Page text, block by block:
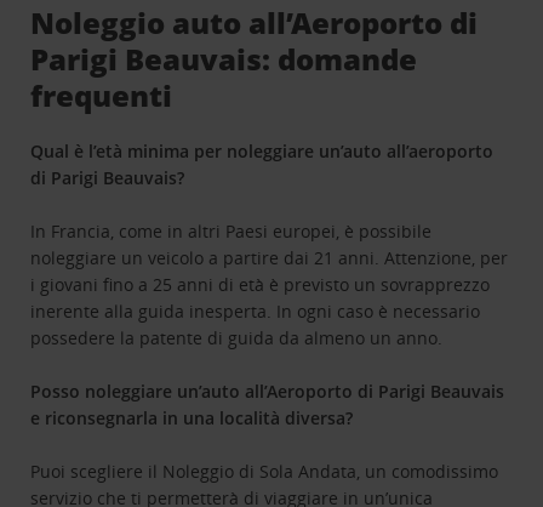
Noleggio auto all’Aeroporto di
Parigi Beauvais: domande
frequenti
Qual è l’età minima per noleggiare un’auto all’aeroporto
di Parigi Beauvais?
In Francia, come in altri Paesi europei, è possibile
noleggiare un veicolo a partire dai 21 anni. Attenzione, per
i giovani fino a 25 anni di età è previsto un sovrapprezzo
inerente alla guida inesperta. In ogni caso è necessario
possedere la patente di guida da almeno un anno.
Posso noleggiare un’auto all’Aeroporto di Parigi Beauvais
e riconsegnarla in una località diversa?
Puoi scegliere il Noleggio di Sola Andata, un comodissimo
servizio che ti permetterà di viaggiare in un’unica